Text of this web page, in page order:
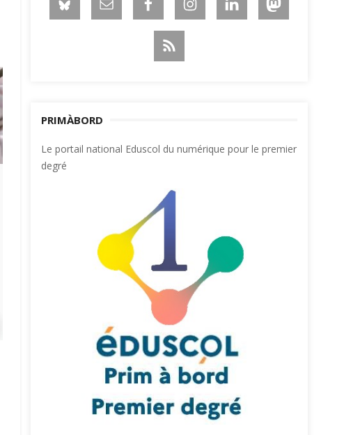
PRIMÀBORD
Le portail national Eduscol du numérique pour le premier
degré